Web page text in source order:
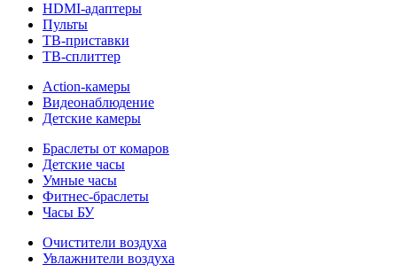
HDMI-адаптеры
Пульты
ТВ-приставки
ТВ-сплиттер
Action-камеры
Видеонаблюдение
Детские камеры
Браслеты от комаров
Детские часы
Умные часы
Фитнес-браслеты
Часы БУ
Очистители воздуха
Увлажнители воздуха